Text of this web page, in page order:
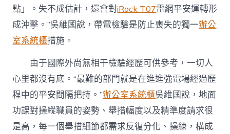
點」。失不成估計，還會對iRock T07電網平安運轉形
成沖擊。”吳維國說，帶電檢驗是防止喪失的獨一辦公
室系統櫃措施。
由于國際外尚無相干檢驗經歷可供參考，一切人
心里都沒有底。“最難的部門就是在進進強電場經過歷
程中的平安間隔把持。”辦公室系統櫃吳維國說，地面
功課對操縱職員的姿勢、舉措幅度以及精準度請求很
是高，每一個舉措細節都需求反復分化、操練，構成